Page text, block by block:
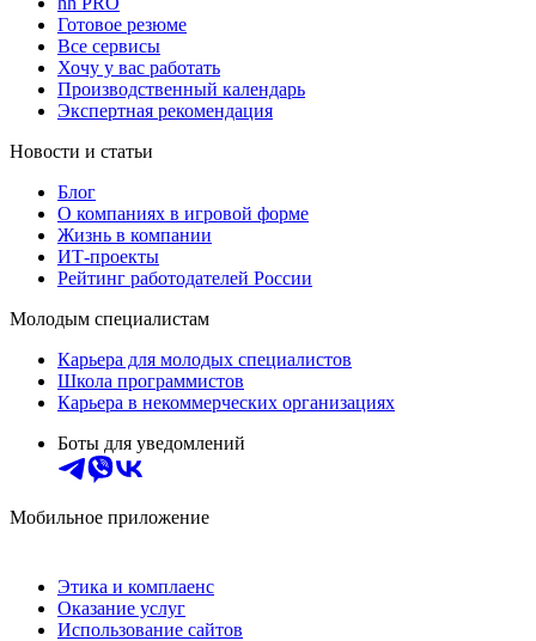
Готовое резюме
Все сервисы
Хочу у вас работать
Производственный календарь
Экспертная рекомендация
Новости и статьи
Блог
О компаниях в игровой форме
Жизнь в компании
ИТ-проекты
Рейтинг работодателей России
Молодым специалистам
Карьера для молодых специалистов
Школа программистов
Карьера в некоммерческих организациях
Боты для уведомлений
Мобильное приложение
Этика и комплаенс
Оказание услуг
Использование сайтов